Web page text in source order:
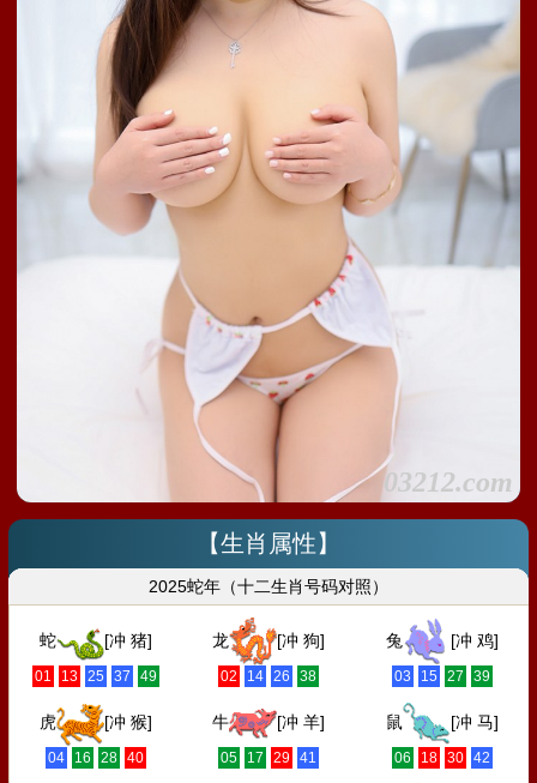
03212.com
【生肖属性】